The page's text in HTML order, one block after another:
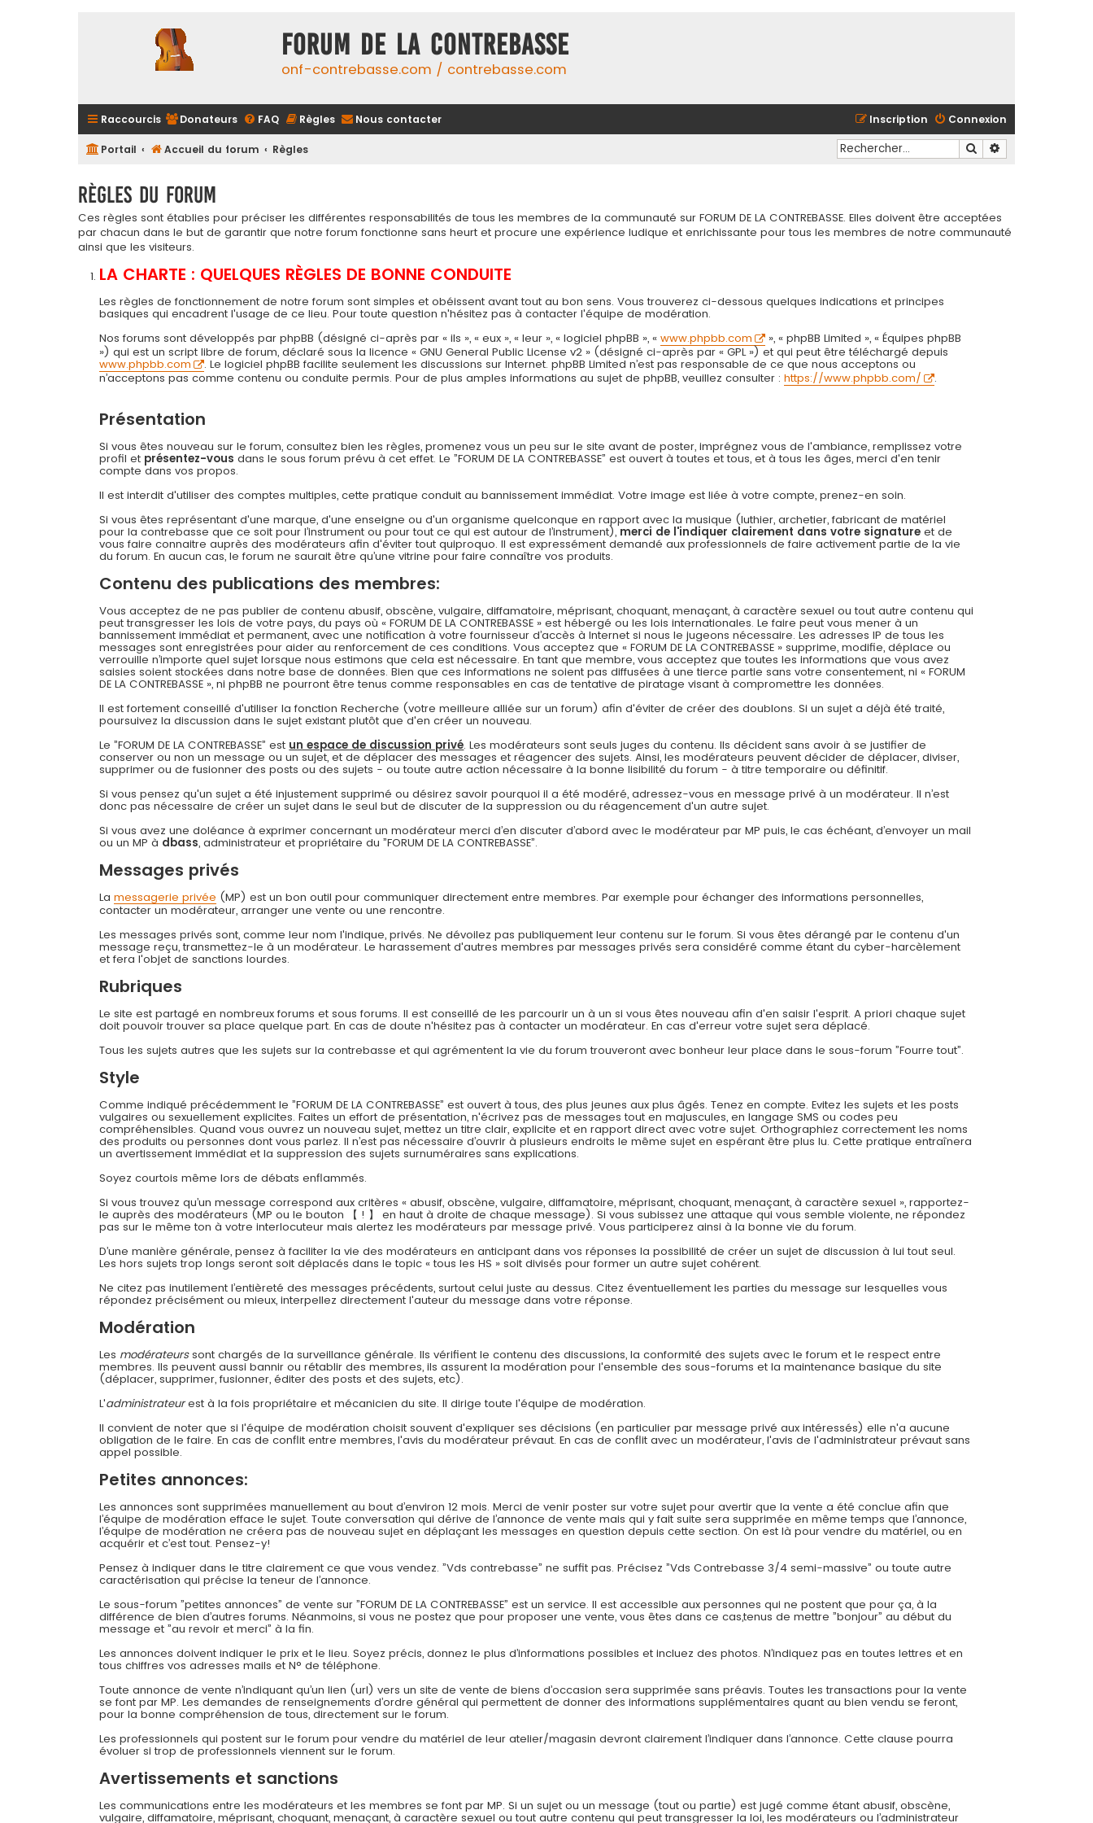
FORUM DE LA CONTREBASSE
onf-contrebasse.com / contrebasse.com
Raccourcis Donateurs FAQ Règles Nous contacter Connexion
Inscription
Portail Accueil du forum Règles Rechercher
Règles du forum
Ces règles sont établies pour préciser les différentes responsabilités de tous les membres de la communauté sur FORUM DE LA CONTREBASSE. Elles doivent être acceptées
par chacun dans le but de garantir que notre forum fonctionne sans heurt et procure une expérience ludique et enrichissante pour tous les membres de notre communauté
ainsi que les visiteurs.
LA CHARTE : QUELQUES RÈGLES DE BONNE CONDUITE
Les règles de fonctionnement de notre forum sont simples et obéissent avant tout au bon sens. Vous trouverez ci-dessous quelques indications et principes
basiques qui encadrent l'usage de ce lieu. Pour toute question n'hésitez pas à contacter l'équipe de modération.
Nos forums sont développés par phpBB (désigné ci-après par « ils », « eux », « leur », « logiciel phpBB », «www.phpbb.com
», « phpBB Limited », « Équipes phpBB
») qui est un script libre de forum, déclaré sous la licence « GNU General Public License v2 » (désigné ci-après par « GPL ») et qui peut être téléchargé depuis
www.phpbb.com
. Le logiciel phpBB facilite seulement les discussions sur Internet. phpBB Limited n’est pas responsable de ce que nous acceptons ou
n’acceptons pas comme contenu ou conduite permis. Pour de plus amples informations au sujet de phpBB, veuillez consulter :https://www.phpbb.com/ .
Présentation
Si vous êtes nouveau sur le forum, consultez bien les règles, promenez vous un peu sur le site avant de poster, imprégnez vous de l'ambiance, remplissez votre
profil et présentez-vous dans le sous forum prévu à cet effet. Le ”FORUM DE LA CONTREBASSE” est ouvert à toutes et tous, et à tous les âges, merci d'en tenir
compte dans vos propos.
Il est interdit d'utiliser des comptes multiples, cette pratique conduit au bannissement immédiat. Votre image est liée à votre compte, prenez-en soin.
Si vous êtes représentant d'une marque, d'une enseigne ou d'un organisme quelconque en rapport avec la musique (luthier, archetier, fabricant de matériel
pour la contrebasse que ce soit pour l’instrument ou pour tout ce qui est autour de l’instrument), merci de l'indiquer clairement dans votre signature et de
vous faire connaitre auprès des modérateurs afin d'éviter tout quiproquo. Il est expressément demandé aux professionnels de faire activement partie de la vie
du forum. En aucun cas, le forum ne saurait être qu’une vitrine pour faire connaître vos produits.
Contenu des publications des membres:
Vous acceptez de ne pas publier de contenu abusif, obscène, vulgaire, diffamatoire, méprisant, choquant, menaçant, à caractère sexuel ou tout autre contenu qui
peut transgresser les lois de votre pays, du pays où « FORUM DE LA CONTREBASSE » est hébergé ou les lois internationales. Le faire peut vous mener à un
bannissement immédiat et permanent, avec une notification à votre fournisseur d’accès à Internet si nous le jugeons nécessaire. Les adresses IP de tous les
messages sont enregistrées pour aider au renforcement de ces conditions. Vous acceptez que « FORUM DE LA CONTREBASSE » supprime, modifie, déplace ou
verrouille n’importe quel sujet lorsque nous estimons que cela est nécessaire. En tant que membre, vous acceptez que toutes les informations que vous avez
saisies soient stockées dans notre base de données. Bien que ces informations ne soient pas diffusées à une tierce partie sans votre consentement, ni « FORUM
DE LA CONTREBASSE », ni phpBB ne pourront être tenus comme responsables en cas de tentative de piratage visant à compromettre les données.
Il est fortement conseillé d'utiliser la fonction Recherche (votre meilleure alliée sur un forum) afin d'éviter de créer des doublons. Si un sujet a déjà été traité,
poursuivez la discussion dans le sujet existant plutôt que d'en créer un nouveau.
Le ”FORUM DE LA CONTREBASSE” est un espace de discussion privé. Les modérateurs sont seuls juges du contenu. Ils décident sans avoir à se justifier de
conserver ou non un message ou un sujet, et de déplacer des messages et réagencer des sujets. Ainsi, les modérateurs peuvent décider de déplacer, diviser,
supprimer ou de fusionner des posts ou des sujets - ou toute autre action nécessaire à la bonne lisibilité du forum - à titre temporaire ou définitif.
Si vous pensez qu'un sujet a été injustement supprimé ou désirez savoir pourquoi il a été modéré, adressez-vous en message privé à un modérateur. Il n’est
donc pas nécessaire de créer un sujet dans le seul but de discuter de la suppression ou du réagencement d'un autre sujet.
Si vous avez une doléance à exprimer concernant un modérateur merci d’en discuter d’abord avec le modérateur par MP puis, le cas échéant, d’envoyer un mail
ou un MP à dbass, administrateur et propriétaire du ”FORUM DE LA CONTREBASSE”.
Messages privés
Lamessagerie privée (MP) est un bon outil pour communiquer directement entre membres. Par exemple pour échanger des informations personnelles,
contacter un modérateur, arranger une vente ou une rencontre.
Les messages privés sont, comme leur nom l'indique, privés. Ne dévoilez pas publiquement leur contenu sur le forum. Si vous êtes dérangé par le contenu d'un
message reçu, transmettez-le à un modérateur. Le harassement d'autres membres par messages privés sera considéré comme étant du cyber-harcèlement
et fera l'objet de sanctions lourdes.
Rubriques
Le site est partagé en nombreux forums et sous forums. Il est conseillé de les parcourir un à un si vous êtes nouveau afin d'en saisir l'esprit. A priori chaque sujet
doit pouvoir trouver sa place quelque part. En cas de doute n'hésitez pas à contacter un modérateur. En cas d'erreur votre sujet sera déplacé.
Tous les sujets autres que les sujets sur la contrebasse et qui agrémentent la vie du forum trouveront avec bonheur leur place dans le sous-forum ”Fourre tout”.
Style
Comme indiqué précédemment le ”FORUM DE LA CONTREBASSE” est ouvert à tous, des plus jeunes aux plus âgés. Tenez en compte. Evitez les sujets et les posts
vulgaires ou sexuellement explicites. Faites un effort de présentation, n'écrivez pas de messages tout en majuscules, en langage SMS ou codes peu
compréhensibles. Quand vous ouvrez un nouveau sujet, mettez un titre clair, explicite et en rapport direct avec votre sujet. Orthographiez correctement les noms
des produits ou personnes dont vous parlez. Il n’est pas nécessaire d’ouvrir à plusieurs endroits le même sujet en espérant être plus lu. Cette pratique entraînera
un avertissement immédiat et la suppression des sujets surnuméraires sans explications.
Soyez courtois même lors de débats enflammés.
Si vous trouvez qu’un message correspond aux critères « abusif, obscène, vulgaire, diffamatoire, méprisant, choquant, menaçant, à caractère sexuel », rapportez-
le auprès des modérateurs (MP ou le bouton 【 ! 】 en haut à droite de chaque message). Si vous subissez une attaque qui vous semble violente, ne répondez
pas sur le même ton à votre interlocuteur mais alertez les modérateurs par message privé. Vous participerez ainsi à la bonne vie du forum.
D’une manière générale, pensez à faciliter la vie des modérateurs en anticipant dans vos réponses la possibilité de créer un sujet de discussion à lui tout seul.
Les hors sujets trop longs seront soit déplacés dans le topic « tous les HS » soit divisés pour former un autre sujet cohérent.
Ne citez pas inutilement l’entièreté des messages précédents, surtout celui juste au dessus. Citez éventuellement les parties du message sur lesquelles vous
répondez précisément ou mieux, interpellez directement l'auteur du message dans votre réponse.
Modération
Les modérateurssont chargés de la surveillance générale. Ils vérifient le contenu des discussions, la conformité des sujets avec le forum et le respect entre
membres. Ils peuvent aussi bannir ou rétablir des membres, ils assurent la modération pour l'ensemble des sous-forums et la maintenance basique du site
(déplacer, supprimer, fusionner, éditer des posts et des sujets, etc).
L'administrateurest à la fois propriétaire et mécanicien du site. Il dirige toute l'équipe de modération.
Il convient de noter que si l'équipe de modération choisit souvent d'expliquer ses décisions (en particulier par message privé aux intéressés) elle n'a aucune
obligation de le faire. En cas de conflit entre membres, l'avis du modérateur prévaut. En cas de conflit avec un modérateur, l'avis de l'administrateur prévaut sans
appel possible.
Petites annonces:
Les annonces sont supprimées manuellement au bout d’environ 12 mois. Merci de venir poster sur votre sujet pour avertir que la vente a été conclue afin que
l’équipe de modération efface le sujet. Toute conversation qui dérive de l’annonce de vente mais qui y fait suite sera supprimée en même temps que l’annonce,
l’équipe de modération ne créera pas de nouveau sujet en déplaçant les messages en question depuis cette section. On est là pour vendre du matériel, ou en
acquérir et c’est tout. Pensez-y!
Pensez à indiquer dans le titre clairement ce que vous vendez. ”Vds contrebasse” ne suffit pas. Précisez ”Vds Contrebasse 3/4 semi-massive” ou toute autre
caractérisation qui précise la teneur de l’annonce.
Le sous-forum ”petites annonces” de vente sur ”FORUM DE LA CONTREBASSE” est un service. Il est accessible aux personnes qui ne postent que pour ça, à la
différence de bien d’autres forums. Néanmoins, si vous ne postez que pour proposer une vente, vous êtes dans ce cas,tenus de mettre ”bonjour” au début du
message et ”au revoir et merci” à la fin.
Les annonces doivent indiquer le prix et le lieu. Soyez précis, donnez le plus d’informations possibles et incluez des photos. N’indiquez pas en toutes lettres et en
tous chiffres vos adresses mails et N° de téléphone.
Toute annonce de vente n’indiquant qu’un lien (url) vers un site de vente de biens d’occasion sera supprimée sans préavis. Toutes les transactions pour la vente
se font par MP. Les demandes de renseignements d’ordre général qui permettent de donner des informations supplémentaires quant au bien vendu se feront,
pour la bonne compréhension de tous, directement sur le forum.
Les professionnels qui postent sur le forum pour vendre du matériel de leur atelier/magasin devront clairement l’indiquer dans l’annonce. Cette clause pourra
évoluer si trop de professionnels viennent sur le forum.
Avertissements et sanctions
Les communications entre les modérateurs et les membres se font par MP. Si un sujet ou un message (tout ou partie) est jugé comme étant abusif, obscène,
vulgaire, diffamatoire, méprisant, choquant, menaçant, à caractère sexuel ou tout autre contenu qui peut transgresser la loi, les modérateurs ou l’administrateur